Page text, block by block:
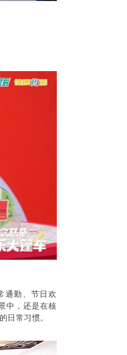
通勤、节日欢
中，还是在核
日常习惯。